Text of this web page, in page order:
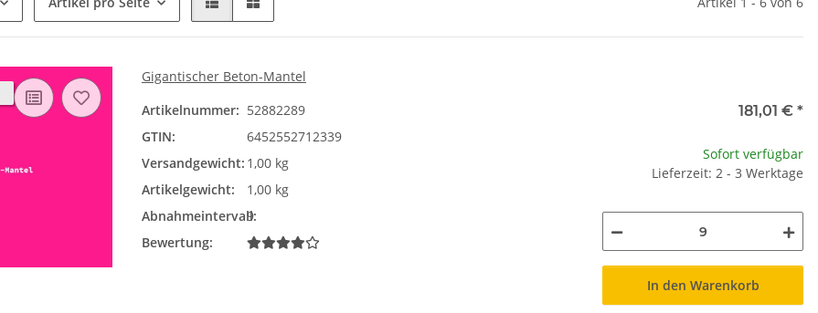
Gigantischer Beton-Mantel
Artikelnummer: 52882289
GTIN:
6452552712339
Versandgewicht: 1,00 kg
Artikelgewicht:
1,00 kg
Abnahmeintervall:
9
Bewertung:
181,01 € *
Sofort verfügbar
Lieferzeit: 2 - 3 Werktage
In den Warenkorb